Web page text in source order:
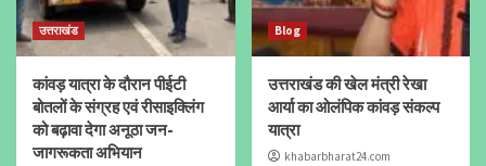
उत्तराखंड
कांवड़ यात्रा के दौरान पीईटी
बोतलों के संग्रह एवं रीसाइक्लिंग
को बढ़ावा देगा अनूठा जन-
जागरूकता अभियान
Blog
उत्तराखंड की खेल मंत्री रेखा
आर्या का ओलंपिक कांवड़ संकल्प
यात्रा
khabarbharat24.com